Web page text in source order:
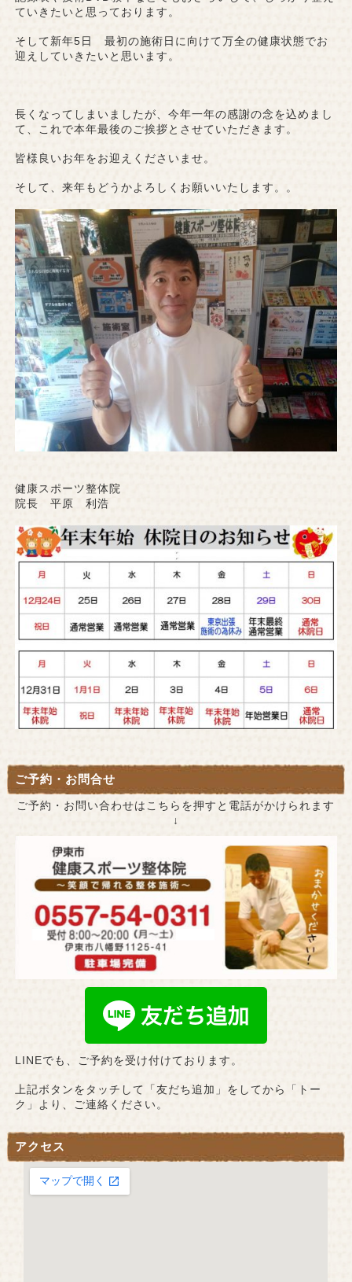
ていきたいと思っております。
そして新年5日 最初の施術日に向けて万全の健康状態でお
迎えしていきたいと思います。
長くなってしまいましたが、今年一年の感謝の念を込めまし
て、これで本年最後のご挨拶とさせていただきます。
皆様良いお年をお迎えくださいませ。
そして、来年もどうかよろしくお願いいたします。。
健康スポーツ整体院
院長 平原 利浩
ご予約・お問合せ
ご予約・お問い合わせはこちらを押すと電話がかけられます
↓
LINEでも、ご予約を受け付けております。
上記ボタンをタッチして「友だち追加」をしてから「トー
ク」より、ご連絡ください。
アクセス